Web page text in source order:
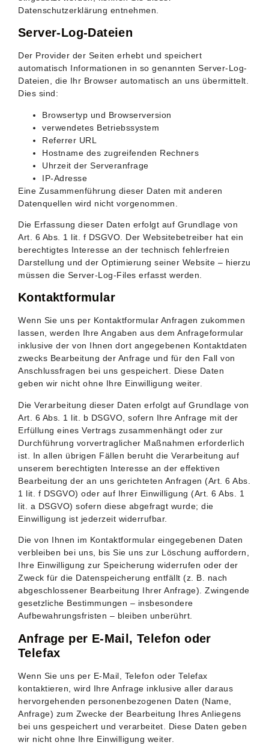
Datenschutzerklärung entnehmen.
Server-Log-Dateien
Der Provider der Seiten erhebt und speichert
automatisch Informationen in so genannten Server-Log-
Dateien, die Ihr Browser automatisch an uns übermittelt.
Dies sind:
Browsertyp und Browserversion
verwendetes Betriebssystem
Referrer URL
Hostname des zugreifenden Rechners
Uhrzeit der Serveranfrage
IP-Adresse
Eine Zusammenführung dieser Daten mit anderen
Datenquellen wird nicht vorgenommen.
Die Erfassung dieser Daten erfolgt auf Grundlage von
Art. 6 Abs. 1 lit. f DSGVO. Der Websitebetreiber hat ein
berechtigtes Interesse an der technisch fehlerfreien
Darstellung und der Optimierung seiner Website – hierzu
müssen die Server-Log-Files erfasst werden.
Kontaktformular
Wenn Sie uns per Kontaktformular Anfragen zukommen
lassen, werden Ihre Angaben aus dem Anfrageformular
inklusive der von Ihnen dort angegebenen Kontaktdaten
zwecks Bearbeitung der Anfrage und für den Fall von
Anschlussfragen bei uns gespeichert. Diese Daten
geben wir nicht ohne Ihre Einwilligung weiter.
Die Verarbeitung dieser Daten erfolgt auf Grundlage von
Art. 6 Abs. 1 lit. b DSGVO, sofern Ihre Anfrage mit der
Erfüllung eines Vertrags zusammenhängt oder zur
Durchführung vorvertraglicher Maßnahmen erforderlich
ist. In allen übrigen Fällen beruht die Verarbeitung auf
unserem berechtigten Interesse an der effektiven
Bearbeitung der an uns gerichteten Anfragen (Art. 6 Abs.
1 lit. f DSGVO) oder auf Ihrer Einwilligung (Art. 6 Abs. 1
lit. a DSGVO) sofern diese abgefragt wurde; die
Einwilligung ist jederzeit widerrufbar.
Die von Ihnen im Kontaktformular eingegebenen Daten
verbleiben bei uns, bis Sie uns zur Löschung auffordern,
Ihre Einwilligung zur Speicherung widerrufen oder der
Zweck für die Datenspeicherung entfällt (z. B. nach
abgeschlossener Bearbeitung Ihrer Anfrage). Zwingende
gesetzliche Bestimmungen – insbesondere
Aufbewahrungsfristen – bleiben unberührt.
Anfrage per E-Mail, Telefon oder
Telefax
Wenn Sie uns per E-Mail, Telefon oder Telefax
kontaktieren, wird Ihre Anfrage inklusive aller daraus
hervorgehenden personenbezogenen Daten (Name,
Anfrage) zum Zwecke der Bearbeitung Ihres Anliegens
bei uns gespeichert und verarbeitet. Diese Daten geben
wir nicht ohne Ihre Einwilligung weiter.